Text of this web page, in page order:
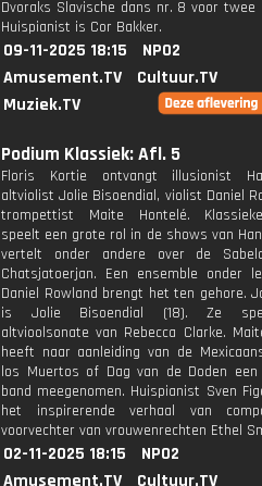
Dvoraks Slavische dans nr. 8 voor twee
Huispianist is Cor Bakker.
09-11-2025 18:15
NPO2
Amusement.TV
Cultuur.TV
Muziek.TV
Podium Klassiek: Afl. 5
Floris Kortie ontvangt illusionist
altviolist Jolie Bisoendial, violist Daniel
trompettist Maite Hontelé.
speelt een grote rol in de shows van
vertelt onder andere over de
Chatsjatoerjan. Een ensemble onder
Daniel Rowland brengt het ten gehore.
is Jolie Bisoendial (18). Ze
altvioolsonate van Rebecca Clarke.
heeft naar aanleiding van de
los Muertos of Dag van de Doden een
band meegenomen. Huispianist Sven
het inspirerende verhaal van
voorvechter van vrouwenrechten Ethel
02-11-2025 18:15
NPO2
Amusement.TV
Cultuur.TV